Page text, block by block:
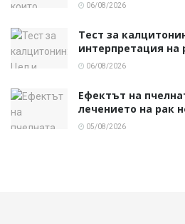
06/08/2026
Тест за
интерпретация на
06/08/2026
Ефектът на
лечението на рак
05/08/2026